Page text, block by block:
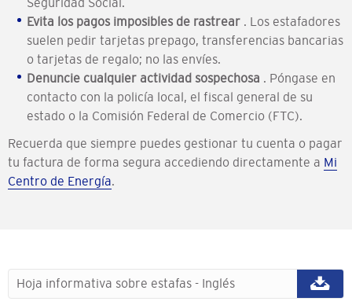
Evita los pagos imposibles de rastrear . Los estafadores
suelen pedir tarjetas prepago, transferencias bancarias
o tarjetas de regalo; no las envíes.
Denuncie cualquier actividad sospechosa . Póngase en
contacto con la policía local, el fiscal general de su
estado o la Comisión Federal de Comercio (FTC).
Recuerda que siempre puedes gestionar tu cuenta o pagar
tu factura de forma segura accediendo directamente a Mi
Centro de Energía.
Hoja informativa sobre estafas - Inglés